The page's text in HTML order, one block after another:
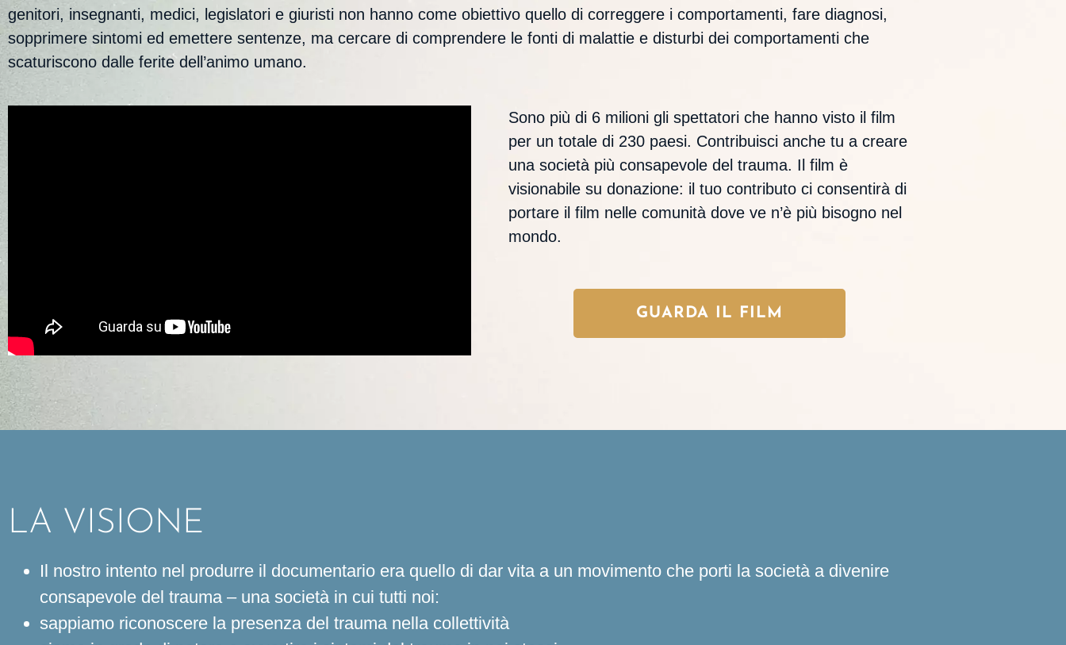
genitori, insegnanti, medici, legislatori e giuristi non hanno come obiettivo quello di correggere i comportamenti, fare diagnosi,
sopprimere sintomi ed emettere sentenze, ma cercare di comprendere le fonti di malattie e disturbi dei comportamenti che
scaturiscono dalle ferite dell’animo umano.
Sono più di 6 milioni gli spettatori che hanno visto il film
per un totale di 230 paesi. Contribuisci anche tu a creare
una società più consapevole del trauma. Il film è
visionabile su donazione: il tuo contributo ci consentirà di
portare il film nelle comunità dove ve n’è più bisogno nel
mondo.
GUARDA IL FILM
LA VISIONE
Il nostro intento nel produrre il documentario era quello di dar vita a un movimento che porti la società a divenire
consapevole del trauma – una società in cui tutti noi:
sappiamo riconoscere la presenza del trauma nella collettività